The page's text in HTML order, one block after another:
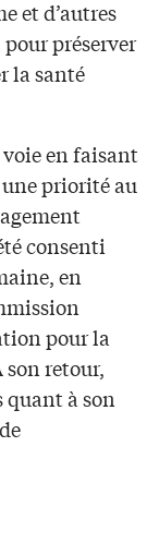
et d’autres
préserver
la santé
voie en faisant
priorité au
consenti
en
pour la
son retour,
quant à son